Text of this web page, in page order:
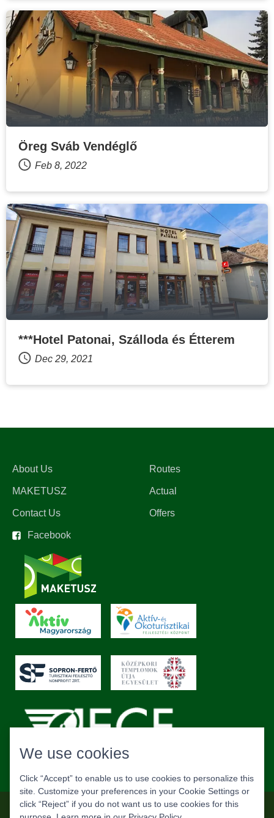
Öreg Sváb Vendéglő
Feb 8, 2022
***Hotel Patonai, Szálloda és Étterem
Dec 29, 2021
About Us
MAKETUSZ
Contact Us
Routes
Actual
Offers
Facebook
We use cookies
Click “Accept” to enable us to use cookies to personalize this
site. Customize your preferences in your Cookie Settings or
click “Reject” if you do not want us to use cookies for this